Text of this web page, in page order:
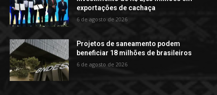
exportações de cachaça
6 de agosto de 2026
Projetos de saneamento podem
beneficiar 18 milhões de brasileiros
6 de agosto de 2026